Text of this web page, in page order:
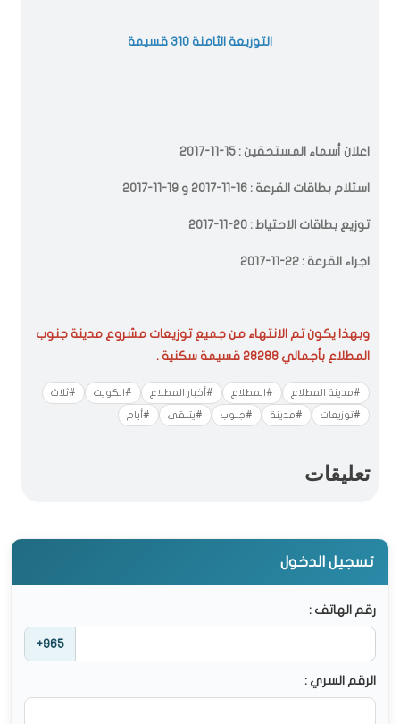
التوزيعة الثامنة 310 قسيمة
اعلان أسماء المستحقين : 15-11-2017
استلام بطاقات القرعة : 16-11-2017 و 19-11-2017
توزيع بطاقات الاحتياط : 20-11-2017
اجراء القرعة : 22-11-2017
وبهذا يكون تم الانتهاء من جميع توزيعات مشروع مدينة جنوب
المطلاع بأجمالي 28288 قسيمة سكنية .
#مدينة المطلاع #المطلاع #أخبار المطلاع #الكويت #ثلاث
#توزيعات #مدينة #جنوب #يتبقى #أيام
تعليقات
تسجيل الدخول
رقم الهاتف :
+965
الرقم السري :